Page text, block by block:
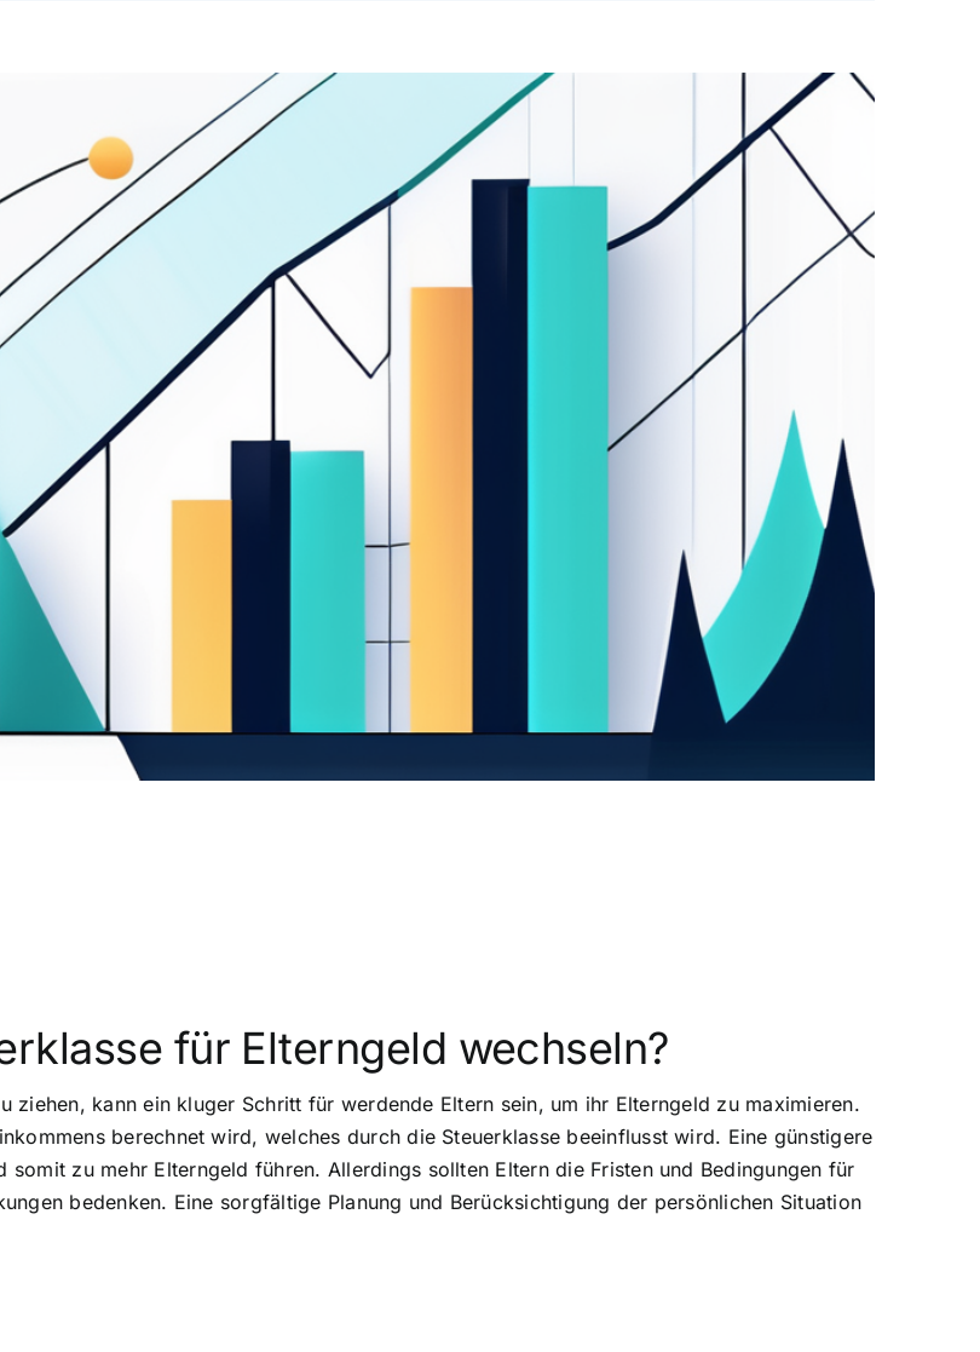
für Elterngeld wechseln?
ziehen, kann ein kluger Schritt für werdende Eltern sein, um ihr Elterngeld zu maximieren.
berechnet wird, welches durch die Steuerklasse beeinflusst wird. Eine günstigere
somit zu mehr Elterngeld führen. Allerdings sollten Eltern die Fristen und Bedingungen für
bedenken. Eine sorgfältige Planung und Berücksichtigung der persönlichen Situation